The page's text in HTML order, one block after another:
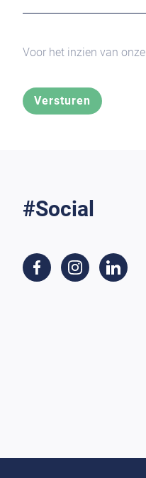
Voor het inzien van onze
#Social